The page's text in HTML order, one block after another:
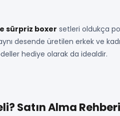
sürpriz boxer setleri oldukça
desende üretilen erkek ve
hediye olarak da idealdir.
Satın Alma Rehberi